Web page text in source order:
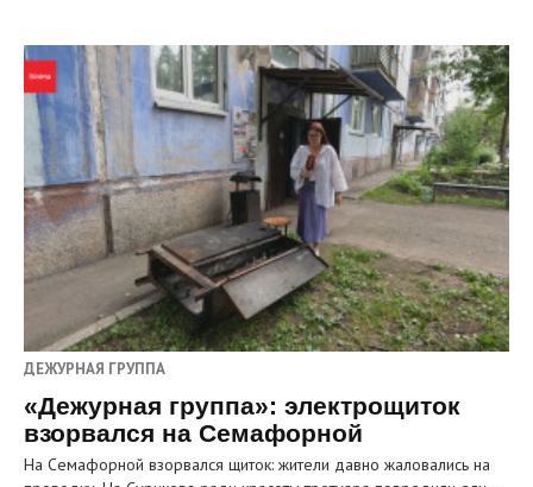
ДЕЖУРНАЯ ГРУППА
«Дежурная группа»: электрощиток
взорвался на Семафорной
На Семафорной взорвался щиток: жители давно жаловались на